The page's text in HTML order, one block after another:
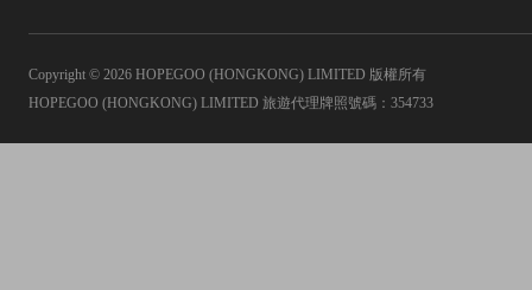
Copyright © 2026 HOPEGOO (HONGKONG) LIMITED 版權所有
HOPEGOO (HONGKONG) LIMITED 旅遊代理牌照號碼：354733